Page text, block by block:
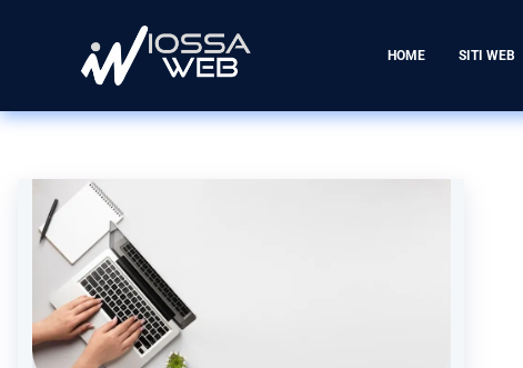
HOME SITI WEB